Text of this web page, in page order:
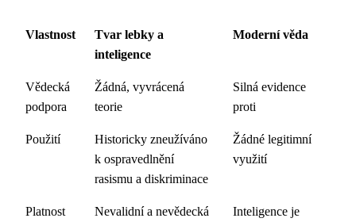
Vlastnost
Tvar lebky a
inteligence
Moderní věda
Vědecká
podpora
Žádná, vyvrácená
teorie
Silná evidence
proti
Použití
Historicky zneužíváno
k ospravedlnění
rasismu a diskriminace
Žádné legitimní
využití
Platnost
Nevalidní a nevědecká
Inteligence je